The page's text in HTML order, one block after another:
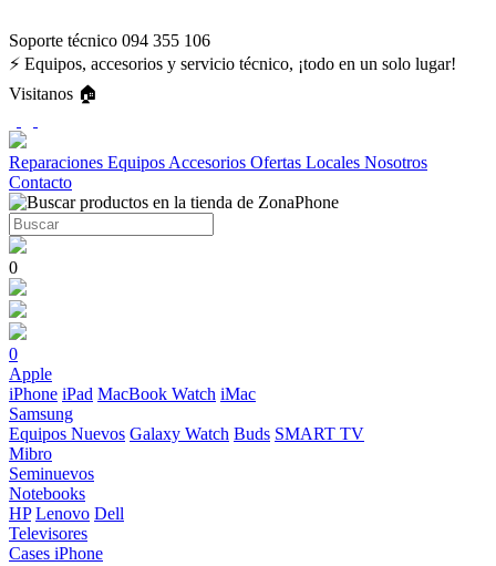
Soporte técnico 094 355 106
⚡ Equipos, accesorios y servicio técnico, ¡todo en un solo lugar!
Visitanos 🏠
Reparaciones Equipos Accesorios Ofertas Locales Nosotros
Contacto
0
0
Apple
iPhone iPad MacBook Watch iMac
Samsung
Equipos Nuevos Galaxy Watch Buds SMART TV
Mibro
Seminuevos
Notebooks
HP Lenovo Dell
Televisores
Cases iPhone